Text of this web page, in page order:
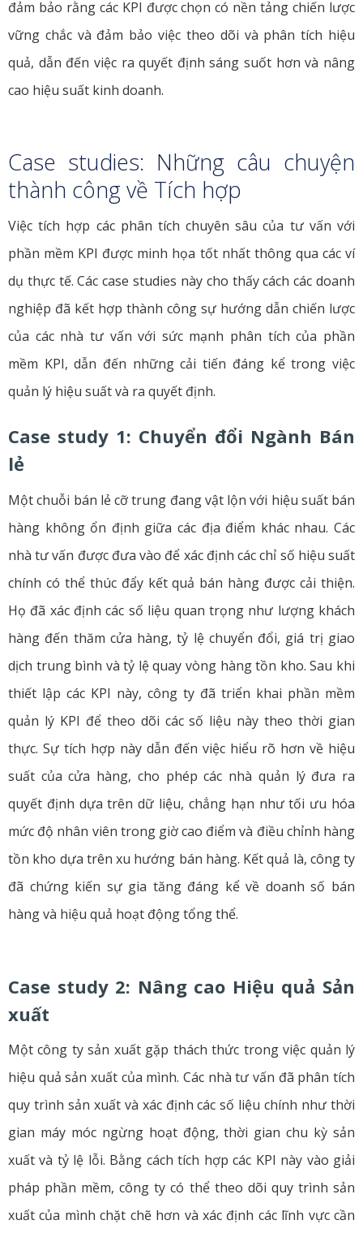
đảm bảo rằng các KPI được chọn có nền tảng chiến lược
vững chắc và đảm bảo việc theo dõi và phân tích hiệu
quả, dẫn đến việc ra quyết định sáng suốt hơn và nâng
cao hiệu suất kinh doanh.
Case studies: Những câu chuyện
thành công về Tích hợp
Việc tích hợp các phân tích chuyên sâu của tư vấn với
phần mềm KPI được minh họa tốt nhất thông qua các ví
dụ thực tế. Các case studies này cho thấy cách các doanh
nghiệp đã kết hợp thành công sự hướng dẫn chiến lược
của các nhà tư vấn với sức mạnh phân tích của phần
mềm KPI, dẫn đến những cải tiến đáng kể trong việc
quản lý hiệu suất và ra quyết định.
Case study 1: Chuyển đổi Ngành Bán
lẻ
Một chuỗi bán lẻ cỡ trung đang vật lộn với hiệu suất bán
hàng không ổn định giữa các địa điểm khác nhau. Các
nhà tư vấn được đưa vào để xác định các chỉ số hiệu suất
chính có thể thúc đẩy kết quả bán hàng được cải thiện.
Họ đã xác định các số liệu quan trọng như lượng khách
hàng đến thăm cửa hàng, tỷ lệ chuyển đổi, giá trị giao
dịch trung bình và tỷ lệ quay vòng hàng tồn kho. Sau khi
thiết lập các KPI này, công ty đã triển khai phần mềm
quản lý KPI để theo dõi các số liệu này theo thời gian
thực. Sự tích hợp này dẫn đến việc hiểu rõ hơn về hiệu
suất của cửa hàng, cho phép các nhà quản lý đưa ra
quyết định dựa trên dữ liệu, chẳng hạn như tối ưu hóa
mức độ nhân viên trong giờ cao điểm và điều chỉnh hàng
tồn kho dựa trên xu hướng bán hàng. Kết quả là, công ty
đã chứng kiến sự gia tăng đáng kể về doanh số bán
hàng và hiệu quả hoạt động tổng thể.
Case study 2: Nâng cao Hiệu quả Sản
xuất
Một công ty sản xuất gặp thách thức trong việc quản lý
hiệu quả sản xuất của mình. Các nhà tư vấn đã phân tích
quy trình sản xuất và xác định các số liệu chính như thời
gian máy móc ngừng hoạt động, thời gian chu kỳ sản
xuất và tỷ lệ lỗi. Bằng cách tích hợp các KPI này vào giải
pháp phần mềm, công ty có thể theo dõi quy trình sản
xuất của mình chặt chẽ hơn và xác định các lĩnh vực cần